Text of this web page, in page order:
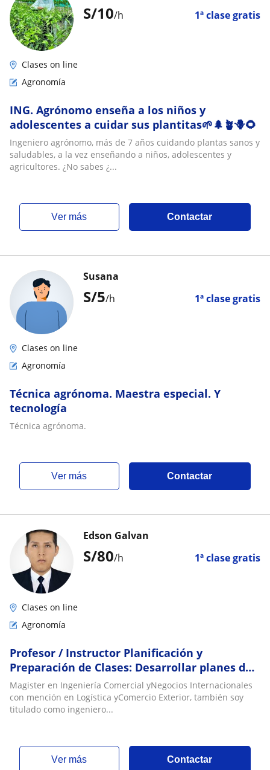
S/10/h 1ª clase gratis
Clases on line
Agronomía
ING. Agrónomo enseña a los niños y
adolescentes a cuidar sus plantitas🌱🌲🪴🪻🌻
Ingeniero agrónomo, más de 7 años cuidando plantas sanos y
saludables, a la vez enseñando a niños, adolescentes y
agricultores. ¿No sabes ¿...
ver más Contactar
S/5/h 1ª clase gratis
Susana
Clases on line
Agronomía
Técnica agrónoma. Maestra especial. Y
tecnología
Técnica agrónoma.
ver más Contactar
S/80/h 1ª clase gratis
Edson Galvan
Clases on line
Agronomía
Profesor / Instructor Planificación y
Preparación de Clases: Desarrollar planes de
estudio y materiales didácticos de acuerdo
con
Magister en Ingeniería Comercial yNegocios Internacionales
con mención en Logística yComercio Exterior, también soy
titulado como ingeniero...
ver más Contactar